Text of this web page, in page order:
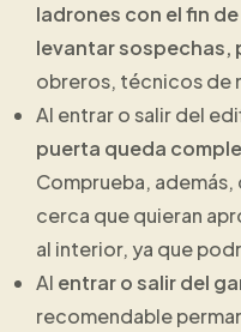
ladrones con el fin
levantar sospechas,
obreros, técnicos de
Al entrar o salir del
puerta queda
Comprueba,
cerca que quieran
al interior, ya que
Al entrar o salir del
recomendable